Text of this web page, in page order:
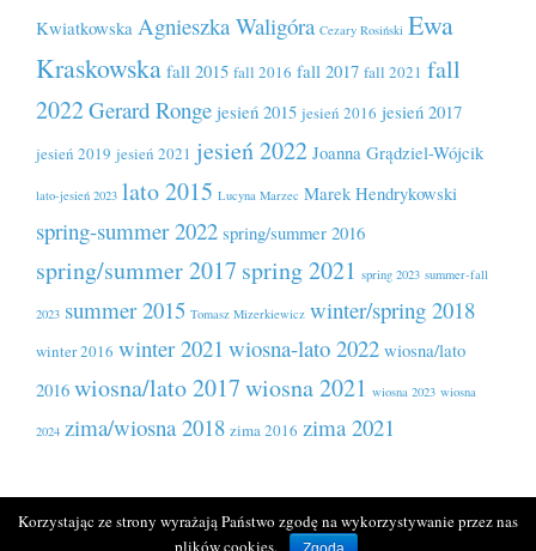
Kwiatkowska Agnieszka Waligóra Cezary Rosiński Ewa
Kraskowska fall 2015 fall 2016 fall 2017 fall 2021 fall
2022Gerard Ronge jesień 2015 jesień 2016 jesień 2017
jesień 2019 jesień 2021 jesień 2022 Joanna Grądziel-Wójcik
lato-jesień 2023 lato 2015 Lucyna Marzec Marek Hendrykowski
spring-summer 2022 spring/summer 2016
spring/summer 2017 spring 2021 spring 2023 summer-fall
2023 summer 2015 Tomasz Mizerkiewicz winter/spring 2018
winter 2016 winter 2021 wiosna-lato 2022 wiosna/lato
2016 wiosna/lato 2017wiosna 2021 wiosna 2023 wiosna
2024 zima/wiosna 2018 zima 2016 zima 2021
Korzystając ze strony wyrażają Państwo zgodę na wykorzystywanie przez nas
plików cookies.